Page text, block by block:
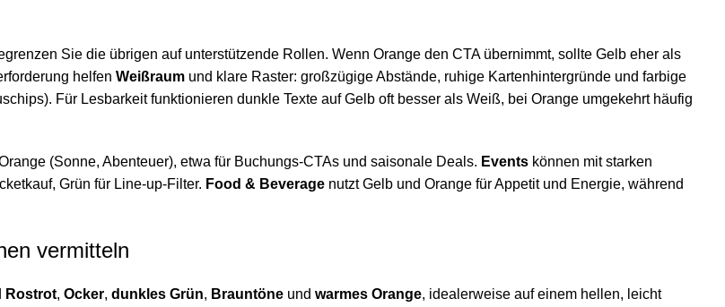
Sie die übrigen auf unterstützende Rollen. Wenn Orange den CTA übernimmt, sollte Gelb eher als
helfen Weißraum und klare Raster: großzügige Abstände, ruhige Kartenhintergründe und farbige
Für Lesbarkeit funktionieren dunkle Texte auf Gelb oft besser als Weiß, bei Orange umgekehrt häufig
(Sonne, Abenteuer), etwa für Buchungs-CTAs und saisonale Deals. Events können mit starken
Grün für Line-up-Filter. Food & Beverage nutzt Gelb und Orange für Appetit und Energie, während
vermitteln
Rostrot, Ocker, dunkles Grün, Brauntöne und warmes Orange, idealerweise auf einem hellen, leicht